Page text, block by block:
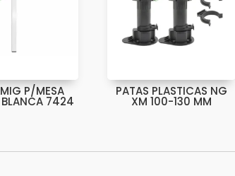
P/MESA
7424
PATAS PLASTICAS NG
XM 100-130 MM